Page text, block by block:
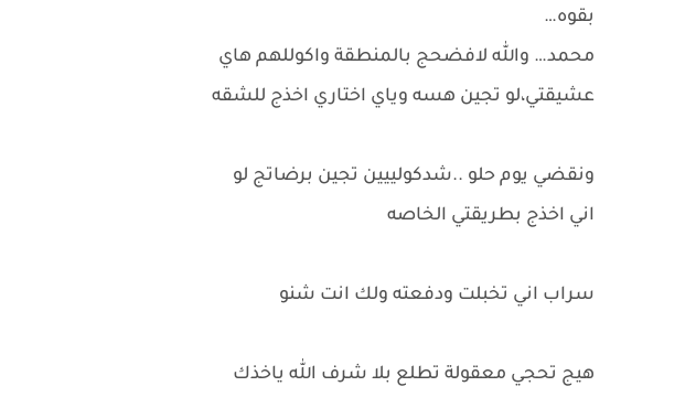
بقوه…
محمد… والله لافضحج بالمنطقة واكوللهم هاي
عشيقتي،لو تجين هسه وياي اختاري اخذج للشقه
ونقضي يوم حلو ..شدكولييين تجين برضاتج لو
اني اخذج بطريقتي الخاصه
سراب اني تخبلت ودفعته ولك انت شنو
هيج تحجي معقولة تطلع بلا شرف الله ياخذك